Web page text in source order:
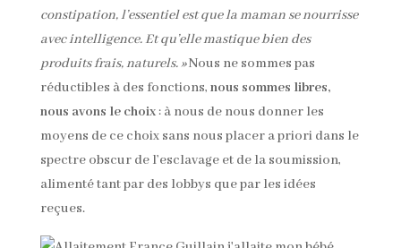
constipation, l’essentiel est que la maman se nourrisse
avec intelligence. Et qu’elle mastique bien des
produits frais, naturels. »Nous ne sommes pas
réductibles à des fonctions, nous sommes libres,
nous avons le choix: à nous de nous donner les
moyens de ce choix sans nous placer a priori dans le
spectre obscur de l’esclavage et de la soumission,
alimenté tant par des lobbys que par les idées
reçues.